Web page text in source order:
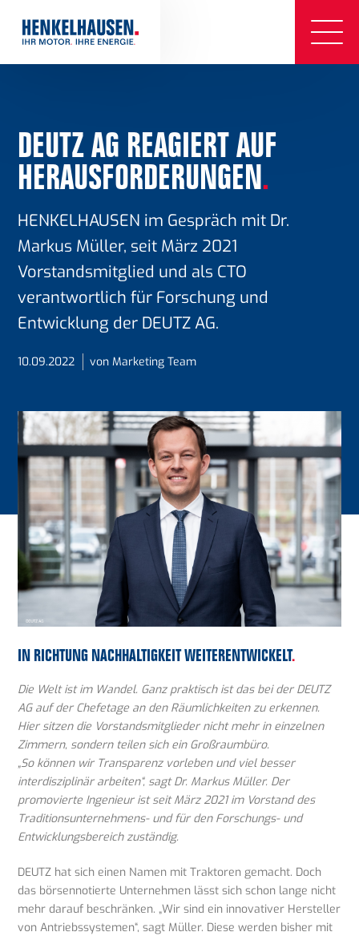
DEUTZ AG REAGIERT AUF
HERAUSFORDERUNGEN.
HENKELHAUSEN im Gespräch mit Dr.
Markus Müller, seit März 2021
Vorstandsmitglied und als CTO
verantwortlich für Forschung und
Entwicklung der DEUTZ AG.
10.09.2022 von Marketing Team
IN RICHTUNG NACHHALTIGKEIT WEITERENTWICKELT.
Die Welt ist im Wandel. Ganz praktisch ist das bei der DEUTZ
AG auf der Chefetage an den Räumlichkeiten zu erkennen.
Hier sitzen die Vorstandsmitglieder nicht mehr in einzelnen
Zimmern, sondern teilen sich ein Großraumbüro.
„So können wir Transparenz vorleben und viel besser
interdisziplinär arbeiten“, sagt Dr. Markus Müller. Der
promovierte Ingenieur ist seit März 2021 im Vorstand des
Traditionsunternehmens- und für den Forschungs- und
Entwicklungsbereich zuständig.
DEUTZ hat sich einen Namen mit Traktoren gemacht. Doch
das börsennotierte Unternehmen lässt sich schon lange nicht
mehr darauf beschränken. „Wir sind ein innovativer Hersteller
von Antriebssystemen“, sagt Müller. Diese werden bisher mit